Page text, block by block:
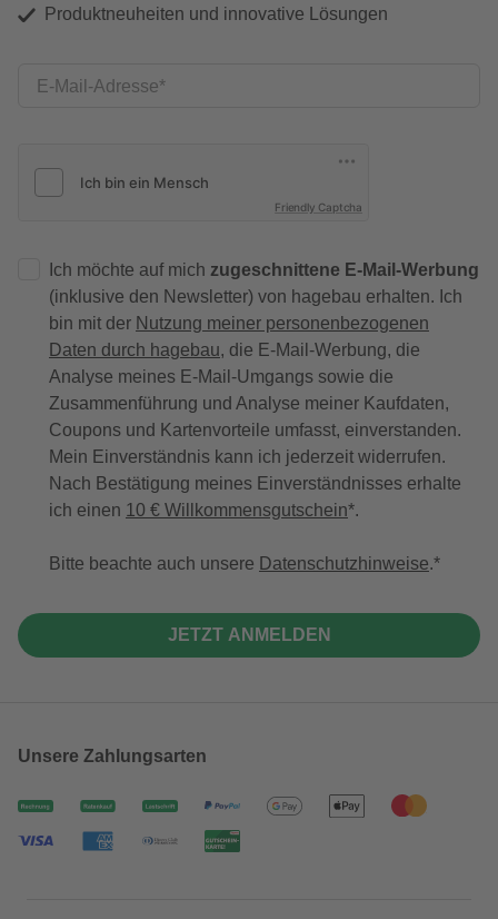
Produktneuheiten und innovative Lösungen
E-Mail-Adresse
Friendly Captcha
Ich möchte auf mich zugeschnittene E-Mail-Werbung
(inklusive den Newsletter) von hagebau erhalten. Ich
bin mit der Nutzung meiner personenbezogenen
Daten durch hagebau, die E-Mail-Werbung, die
Analyse meines E-Mail-Umgangs sowie die
Zusammenführung und Analyse meiner Kaufdaten,
Coupons und Kartenvorteile umfasst, einverstanden.
Mein Einverständnis kann ich jederzeit widerrufen.
Nach Bestätigung meines Einverständnisses erhalte
ich einen 10 € Willkommensgutschein*.
Bitte beachte auch unsere Datenschutzhinweise.
JETZT ANMELDEN
Unsere Zahlungsarten